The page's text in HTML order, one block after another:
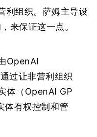
利组织。萨姆主导设
来保证这一点。
OpenAI
过让非营利组织
体（OpenAI GP
体有权控制和管